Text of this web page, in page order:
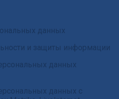
данных
и защиты информации
данных
данных с